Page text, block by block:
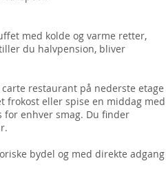
med kolde og varme retter,
du halvpension, bliver
restaurant på nederste etage
frokost eller spise en middag med
for enhver smag. Du finder
bydel og med direkte adgang